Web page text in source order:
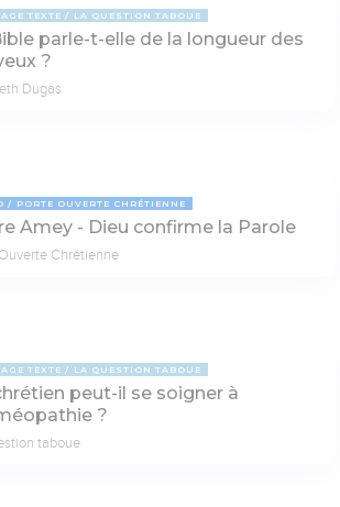
TEXTE LA QUESTION TABOUE
parle-t-elle de la longueur des
?
Dugas
PORTE OUVERTE CHRÉTIENNE
Amey - Dieu confirme la Parole
Chrétienne
TEXTE LA QUESTION TABOUE
peut-il se soigner à
?
taboue